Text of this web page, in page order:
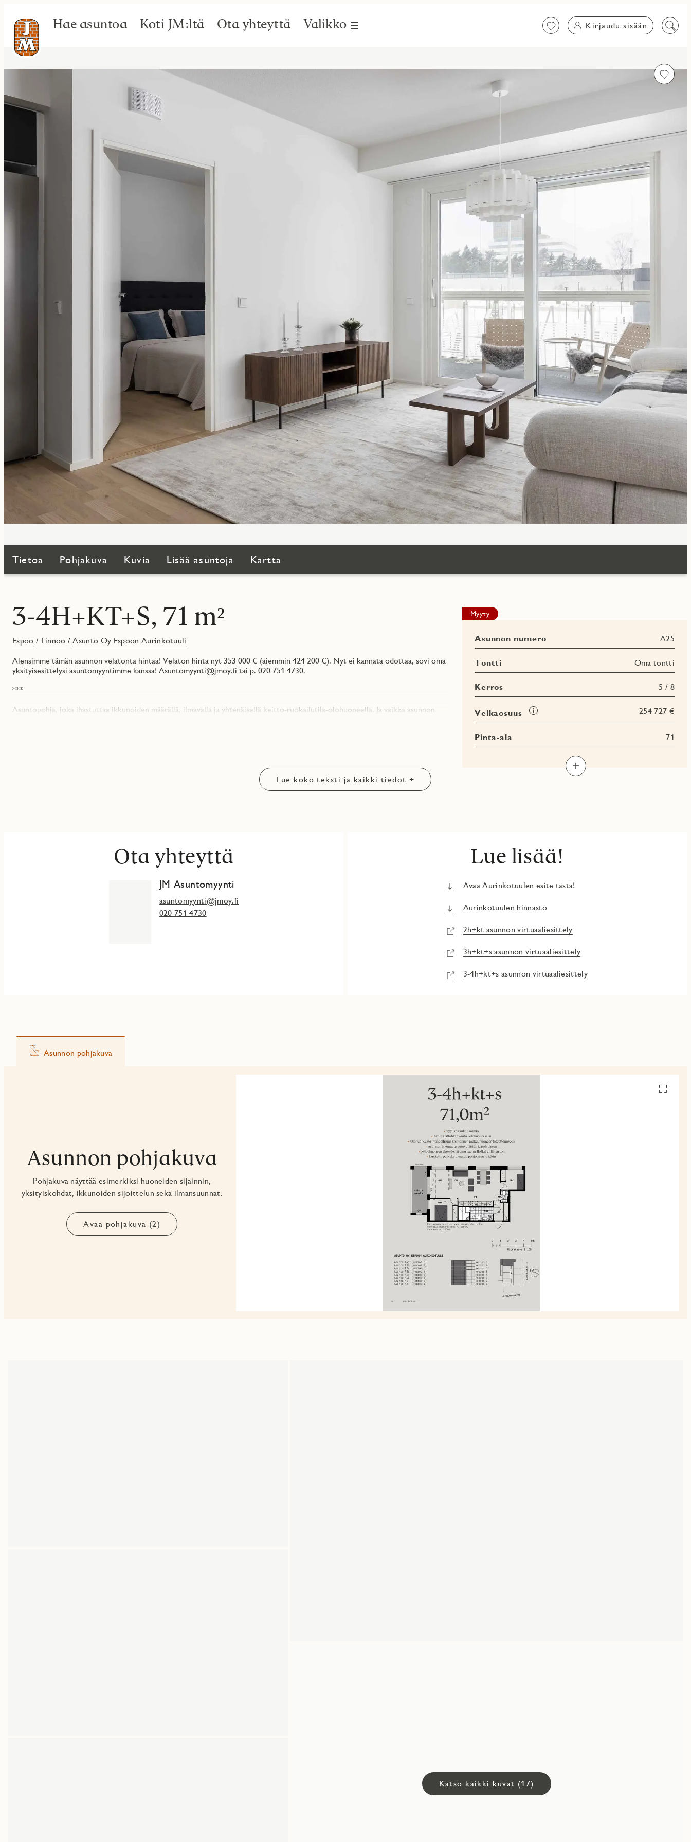
Hae asuntoa Koti JM:ltä Ota yhteyttä Valikko Suosikit Kirjaudu sisään
Etsi
Tietoa Pohjakuva Kuvia Lisää asuntoja Kartta
3-4H+KT+S, 71 m²
Espoo / Finnoo /Asunto Oy Espoon Aurinkotuuli
Alensimme tämän asunnon velatonta hintaa! Velaton hinta nyt 353 000 € (aiemmin 424 200 €). Nyt ei kannata odottaa, sovi oma
yksityisesittelysi asuntomyyntimme kanssa! Asuntomyynti@jmoy.fi tai p. 020 751 4730.
***
Asuntopohja, joka ihastuttaa ikkunoiden määrällä, ilmavalla ja yhtenäisellä keitto-ruokailutila-olohuoneella. Ja vaikka asunnon
Keittotilassa on isot kylmälaitteet. Kaapit ovat suositusta värimaailmasta Graphite Grey tumman harmaa, laminaattitaso on
Cento. Kylpyhuone ja erillis-wc jatkaa samaa hillittyä värimaailmaa. Seinissä Burlington Pearl Matta ja lattiassa More Sea.
Täydellinen kokonaisuus on saatu valitsemalla asuntoon parkettilattia Cream Oak Lively.
JM Suomi Oy rekisteröi ja käsittelee antamiasi henkilötietoja meidän Asiakas- ja sidosryhmärekisterin tietosuojaselosteen
https://www.jmoy.fi/personal-details/ mukaisesti. Asiakirjassa on lisäksi tietoja siitä, miten voit selvittää, mitä henkilötietoja JM
Suomi Oy käsittelee ja miten voit oikaista tietojasi tai peruuttaa suostumuksen.
Myyty
Asunnon numero A25
Tontti Oma tontti
Kerros 5 / 8
Velkaosuus
Tooltip 254 727 €
Pinta-ala 71
Lue koko teksti ja kaikki tiedot +
Ota yhteyttä
JM Asuntomyynti
asuntomyynti@jmoy.fi
020 751 4730
Lue lisää!
Avaa Aurinkotuulen esite tästä!
Aurinkotuulen hinnasto
2h+kt asunnon virtuaaliesittely
3h+kt+s asunnon virtuaaliesittely
3-4h+kt+s asunnon virtuaaliesittely
Asunnon pohjakuva
Asunnon pohjakuva
Pohjakuva näyttää esimerkiksi huoneiden sijainnin,
yksityiskohdat, ikkunoiden sijoittelun sekä ilmansuunnat.
Avaa pohjakuva (2)
Avaa
Katso kaikki kuvat (17)